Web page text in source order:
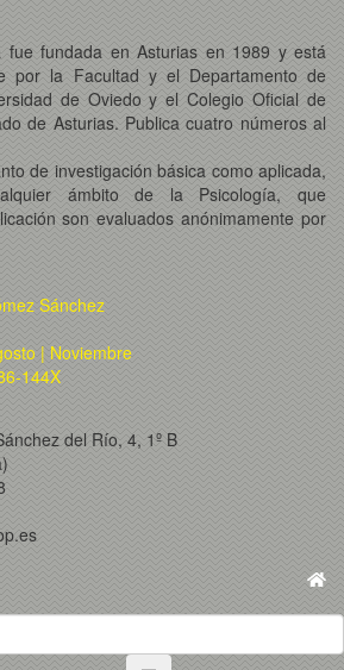
fue fundada en Asturias en 1989 y está
por la Facultad y el Departamento de
de Oviedo y el Colegio Oficial de
de Asturias. Publica cuatro números al
de investigación básica como aplicada,
ámbito de la Psicología, que
son evaluados anónimamente por
Sánchez
| Noviembre
144X
del Río, 4, 1º B